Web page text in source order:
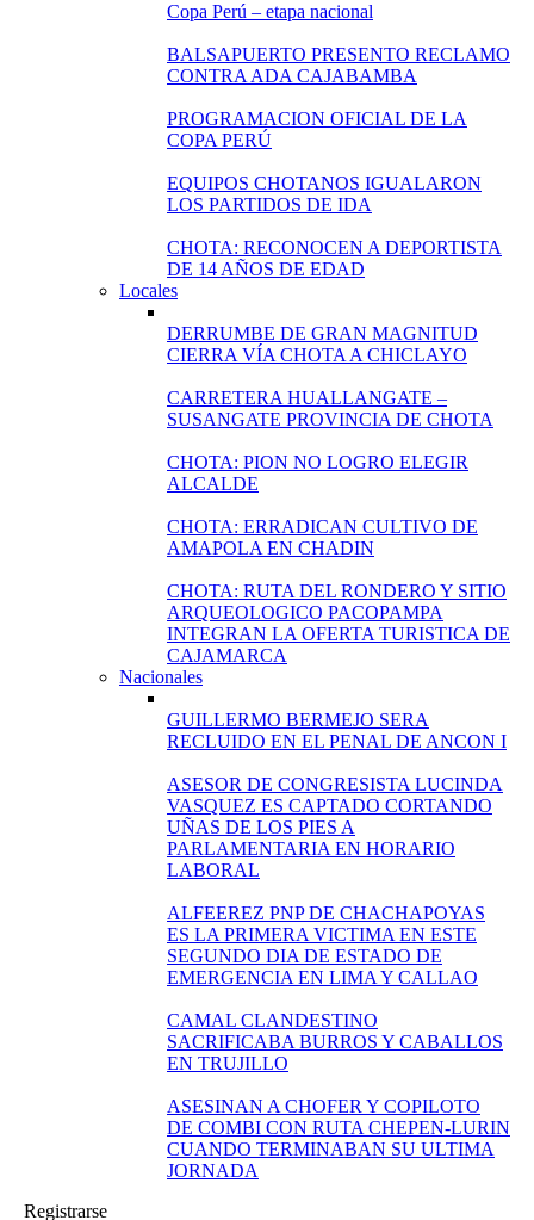
Copa Perú – etapa nacional
BALSAPUERTO PRESENTO RECLAMO
CONTRA ADA CAJABAMBA
PROGRAMACION OFICIAL DE LA
COPA PERÚ
EQUIPOS CHOTANOS IGUALARON
LOS PARTIDOS DE IDA
CHOTA: RECONOCEN A DEPORTISTA
DE 14 AÑOS DE EDAD
Locales
DERRUMBE DE GRAN MAGNITUD
CIERRA VÍA CHOTA A CHICLAYO
CARRETERA HUALLANGATE –
SUSANGATE PROVINCIA DE CHOTA
CHOTA: PION NO LOGRO ELEGIR
ALCALDE
CHOTA: ERRADICAN CULTIVO DE
AMAPOLA EN CHADIN
CHOTA: RUTA DEL RONDERO Y SITIO
ARQUEOLOGICO PACOPAMPA
INTEGRAN LA OFERTA TURISTICA DE
CAJAMARCA
Nacionales
GUILLERMO BERMEJO SERA
RECLUIDO EN EL PENAL DE ANCON I
ASESOR DE CONGRESISTA LUCINDA
VASQUEZ ES CAPTADO CORTANDO
UÑAS DE LOS PIES A
PARLAMENTARIA EN HORARIO
LABORAL
ALFEEREZ PNP DE CHACHAPOYAS
ES LA PRIMERA VICTIMA EN ESTE
SEGUNDO DIA DE ESTADO DE
EMERGENCIA EN LIMA Y CALLAO
CAMAL CLANDESTINO
SACRIFICABA BURROS Y CABALLOS
EN TRUJILLO
ASESINAN A CHOFER Y COPILOTO
DE COMBI CON RUTA CHEPEN-LURIN
CUANDO TERMINABAN SU ULTIMA
JORNADA
Registrarse